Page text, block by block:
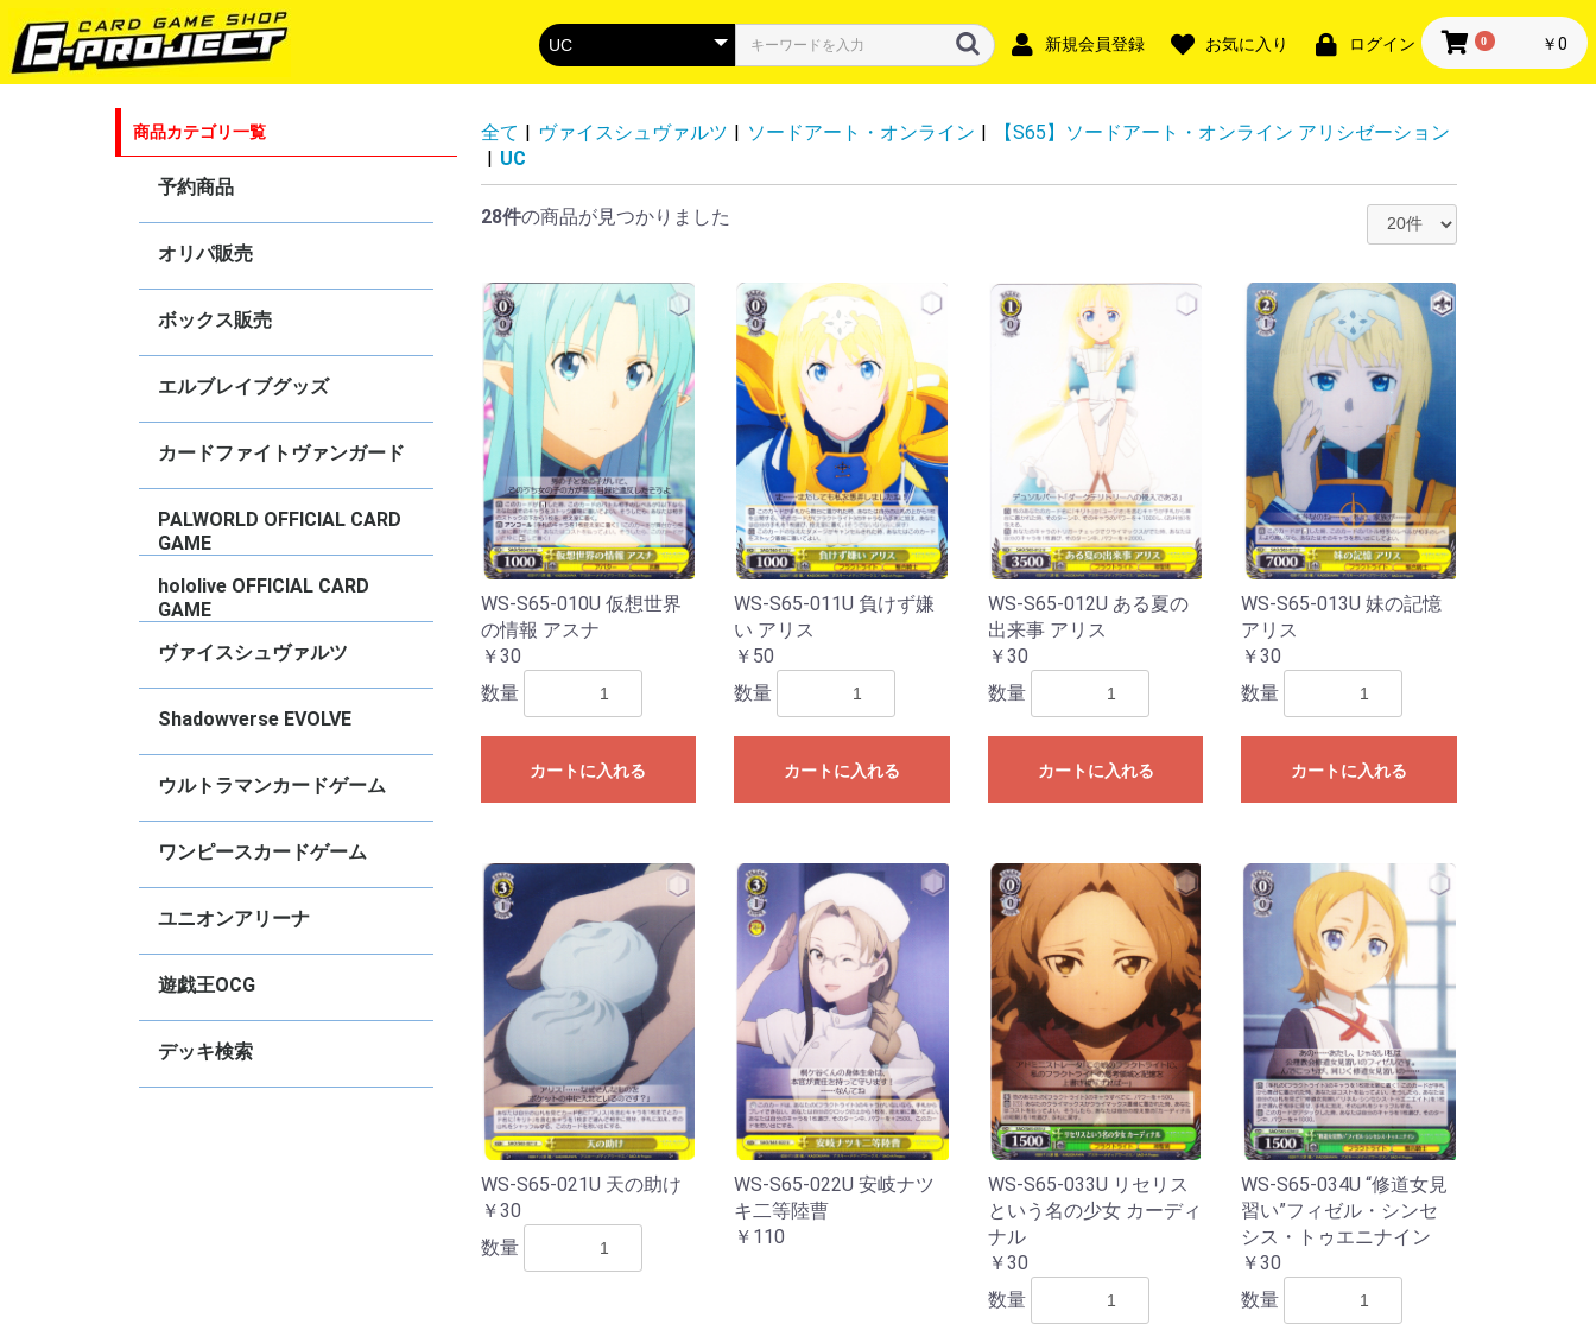
新規会員登録 お気に入り ログイン 0 ￥0
商品カテゴリ一覧
予約商品
ゴジラカードゲーム
ラブライブ！シリーズ オフィシャ
hololive OFFICIAL CARD GAME
五等分の花嫁カードゲーム
プロ野球カードゲーム DREAM
Shadowverse EVOLVE
ヴァイスシュヴァルツ
ヴァイスシュヴァルツ ブラウ
ヴァイスシュヴァルツロゼ
ヴァンガード
Reバース for you
ブシロードスリーブコレクションHG
オリパ販売
ボックス販売
hololive OFFICIAL CARD GAME
ヴァイスシュヴァルツ
ヴァイスシュヴァルツブラウ
ヴァイスシュヴァルツロゼ
Shadowverse EVOLVE
カードファイト！！ヴァンガード！
ゴジラカードゲーム
Reバース for you
エルブレイブグッズ
カードファイトヴァンガード
4コンセット販売
オリジナルデッキ販売
DZ-BT 【DZ-BT16】幻真覚醒 SEC・SR
FFR・FR
RRR・RR
R・C・T
【DZ-BT15】虚影襲雷 PGS・SEC・15thSP・SR
EXS・IZR
FFR・FR
RRR・RR
R・C・T
EXRRR・EXC
【DZ-BT14】赫月ノ使者 DSR・SEC・SR
EXS・RGGR
FFR・FR
RRR・RR
R・C・T
EXRRR・EXC
【DZ-BT13】幻真星戦 SEC・DSR・SR
FFR・FR
RRR・ORR・RR
R+・R・C・T
【DZ-BT12】冥淵葬空 SEC・SECV・SR
SSR・MSR
FFR・FR
RRR・RR
R・C・T
EXRRR・EXC
【DZ-LBT02】リリカルモナステリオ
あわてんぼうのクリスマス
MSP・LSR・TGR+・TGR・SR
FFR・FR
RRR・ORR・RR
R・C
【DZ-BT11】 武奏烈華 DSR・SEC・EXS・SR
FFR・FR
RRR・RR
R・C・T
EXRRR・EXC
【DZ-BT10】竜魂鳴導 DSR・SEC・SR
FFR・FR
RRR・RR
R・C・T
EXS・EX
【DZ-BT09】超勇爆裂 SR・SER・SEC
FFR・FR
RRR・RR
R・C
EXC・EXRRR・EXS
【DZ-BT08】零騎転生 DSR・SEC・SR
FFR・FR
RRR・RR
R・C・T
EXC・EXRRR・EXS
【DZ-BT07】月牙蒼焔 DSR・SEC・SR
FFR・FR
RRR・ORR・RR
R+・R・C・T
EXC・EXRRR・EXS
【DZ-BT06】時空創竜 SNR・SEC・SR・SER+・SER
FFR・FR
RRR・RR
R・C
EXRRR・EXC
【DZ-SS04】コロコロスタートデッ
キパック
GCR・CR
RRR
C
【DZ-BT05】天智覚命 SEC・DSR・SR
FFR・FR
RRR・RR
R・C
EX
【DZ-SS03】Stride Deckset
Nightrose
【DZ-SS02】 Stride Deckset Harri
【DZ-BT04】宿命決戦 DSR・SEC・SER・SR
FFR・FR
RRR・RR
R・C
【DZ-LBT01】リリカルモナステリオ
ほしがきらきらっ！
MSP・LSR・SR
FFR・FR
RRR・ORR・RR・Re
R・C
【DZ-BT03】次元超躍 SECV・SEC・SR
FFR・FR
RRR・RR
R+・R・C
EXRRR・EXC
【DZ-SS01】フェスティバルブース
ター2024
FFR・SER
ORRR・RRR・RR・C
Re・Re+
【DZ-BT02】無幻双刻 DSR・SEC・SR
FFR・FR
RRR・RR
R・C
EX・EXP
【DZ-BT01】運命大戦 DSR・SEC・SR
FFR・FR
RRR・ORR・RR
R・C
DZ-SS
【DZ-SS18】「イナズマイレブン 雷
門中クロニクル」
【DZ-SS17】「イナズマイレブン 南
雲原中」
【VG-DZ-SS16】スペシャルシリー
ズ「伝説の先導者達」
PGS・SEC・15thSP・LGTR
FFR・SR
LGRRR・LGRR・LGR
RRR・RR
Re・C・T
【VG-DZ-SS13】 スペシャルシリー
ズ「Master Deckset 明星エリカ」
【VG-DZ-SS12】 スペシャルシリー
ズ「Master Deckset 明導ヒカリ」
【VG-DZ-SS15】「ぶっちぎりスタ
ートデッキ 帝国の暴竜」
【VG-DZ-SS14】「ぶっちぎりスタ
ートデッキ 聖域の光剣士」
【VG-DZ-SS11】 スペシャルシリー
ズ「フェスティバルブースター
2025」
FFR
Re・Re+
ORRR・RRR・RR
C
【DZ-SS10】「Master Deckset 廻
間ミチル」
【DZ-SS09】「Master Deckset 羽
根山ウララ」
【DZ-SS08】「ぶっちぎりスタート
デッキ “技”で勝負だ！央亭シキ」
【DZ-SS07】「ぶっちぎりスタート
デッキ “力”で勝負だ！天導ゼロ」
DZ-TB
【VG-DZ-TBP01】バンドリ！ ガー
ルズバンドパーティ！
PGS・GPR+
GPR・H
RRR・RR
R+・R
【VG-DZ-TB01】フューチャーカー
ド バディファイト
SEC・SFR・KR・BR
H
RRR・ORR・RR
R・C・T
プロモ
【VG-DZ-TB02】 タイトルブースタ
ー「刀剣乱舞ONLINE 2025」
SEC・SP
TRR
RRR・RR・ORR・R
C・T
プロモ
【VG-DZ-TB03】フューチャーカー
ド バディファイト ディザスターフォ
ース
SEC・SFR・KR・BR
H
RRR・ORR・RR
R・C・T
プロモ
DZ-SD 【DZ-SD06】リリカルモナステリオ チュートリアルナンバー無し
チュートリアルナンバー入り※ナンバ
ーの指定はできません
【DZ-SD05】ストイケイア チュートリアルナンバー無し
チュートリアルナンバー入り※ナンバ
ーの指定はできません
【DZ-SD04】ケテルサンクチュアリ チュートリアルナンバー無し
チュートリアルナンバー入り※ナンバ
ーの指定はできません
【DZ-SD03】ブラントゲート チュートリアルナンバー無し
チュートリアルナンバー入り※ナンバ
ーの指定はできません
【DZ-SD02】ダークステイツ チュートリアルナンバー無し
チュートリアルナンバー入り※ナンバ
ーの指定はできません
【DZ-SD01】ドラゴンエンパイア チュートリアルナンバー無し
チュートリアルナンバー入り※ナンバ
ーの指定はできません
D-BT・D-TB・D-LBT・D-SS
【D-SS11】トリプルドライブブース
ター
SEC・SIR・FFR
RRR
RR
R
【D-LBT04】リリカルモナステリオ
～いたずらしちゃうぞっ～
MSP・LSR・FFR・FR
RRR・ORR・RR
R・C
【D-BT13】天輪飛翔 SECP・SEC・FFR・FR
RRR・RR
R・C
EXS・EXRRR・EXC
【D-BT12】夜天凶襲 SEC・SECP・BSR・FFR・FR
RRR・RR
R・C
EXRRR・EXC
【D-BT11】英雄激突 SECV・SECP・SEC・FFR・FR
RRR・RR
R・C
EX
【D-BT10】仮面竜奏 SEC・FFR・FR
RRR・RR
R・C
EX
【D-BT09】龍樹侵攻 DSR・FFR・FR
RRR・RR・Re
R・C・EX・T
【D-BT08】女神再臨 SEC・FFR・FR
RRR・RR・EX
R・C・T
【D-BT07】烈火翠嵐 DSR・FFR・FR
RRR・RR・Re
R・C
【D-BT06】 鳳竜焔舞 DSR・FFR・FR
RRR・ORR・RR
R・C
【DBT05】群雄凱旋 10thSEC・10thSP・SEC・SP
10thRRR・RRR・RR
H
R・C
トークン
【D-BT04】覚醒する天輪 DSR・SSR・SP・WO
RRR・RR
H（ホロ）
R
C
【D-BT03】共進する双星 DSR・SP
RRR・RR
H（ホロ）
R
C
【D-BT02】伝説との邂逅 DSR・SP
RRR・RR
H（ホロ）
R
C
【D-BT01】五大世紀の黎明 DSR・SP
RRR・RR・ORR
H（ホロ）
R
C
【D-LBT03】リリカルモナステリオ
〜なつのおもいでっ！〜
LSR・FFR・FR
RRR・RR
R・C
【D-LBT02】リリカルモナステリ
オ〜新学期はじまるよ！〜
LSR・SP・WO
RRR・RR
H（ホロ）
R・C
【D-LBT01】Lyrical Melody LSR・LSP・SP
RRR・ORR・RR
H（ホロ）
R・C
トライアルデッキ 出航！リリカルモ
ナステリオ！
【D-TB07】刀剣乱舞ONLINE 2023 SP・TRR
RRR・ORR・RR
R・C
【D-TB06】モンスターストライク
Vol.2
SSR・MSR極・MSR
RRR・ORR・RR
R・C
【D-TB05】終末のワルキューレ SSP・SP
RGR
RRR・ORR・RR
R・C
【トライアルデッキ】 終末のワルキ
ューレ
プロモ
【D-TB04】SHAMAN KING vol.2 SSR・SP
SKR
RRR・RR
R・C
【D-TB03】SHAMAN KING SSR・SP
SKR
RRR・RR
R・C
プロモ
トライアルデッキ SHAMAN KING
【D-TB02】モンスターストライク SSR・MSR極・MSR
RRR・ORR・RR
R・C
トライアルデッキ 激・獣神祭
トライアルデッキ 超・獣神祭
プロモ
【D-TB01】刀剣乱舞-ONLINE- SSP・SP
TRR
RRR・RR
R
C
トライアルデッキ
プロモ
【D-SS05】フェスティバルブースタ
ー2023
FFR
Re・Re+
RRR・ORRR・RR
C
【D-SS02】フェスティバルコレクシ
ョン2022
SSR・BSR・SP
RRR・RR
【D-SS01】フェスティバルコレクシ
ョン2021
SP
RRR
D-SD・D-TD 【D-SS10】Stride Deckset Luard
【D-SS09】Stride Deckset
Shiranui
【D-SS08】はじめようデッキセット
オルフィスト
【D-SS07】はじめようデッキセット
ファヴルニール
【D-SS06】はじめようデッキセット
グラムグレイス
【D-SS04】Stride Deckset
Messiah
【D-SS03】Stride Deckset
Chronojet
【D-TD03】狐芝ライカ -破天執行-
【D-TD02】廻間ミチル -四炎の魔宝
竜-
【D-TD01】羽根山ウララ -絆の花咲
く楽団長-
【D-SD06】御薬袋ミレイ -封焔の巫
女-
【D-SD05】瀬戸トマリ-極光戦姫-
【D-SD04】大倉メグミ-樹角獣王-
【D-SD03】江端トウヤ-頂の天帝-
【D-SD02】桃山ダンジ-暴虐の虎-
【D-SD01】近導ユウユ-天輪聖竜-
D-PR スペシャルファイトパック 2026 vol.3
2026 vol.2
2026 vol.1
2025 vol.6
2025 vol.5
2025 vol.4
2025 vol.3
2025 vol.2
2025 vol.1
2024 vol.6
2024 vol.5
2024 vol.4
2024 vol.3
2024 vol.2
2024 vol.1
ドラゴンエンパイア
ダークステイツ
プラントゲート
ケテルサンクチュアリ
ストイケイア
リリカルモナステリオ
その他
【DPV01】ヒストリーコレクション SP
RRR・RR
Ｃ
【DPS01】Pクランコレクション
2022
SR
RRR・RR
C
【D-VS】Vクランセレクション
【D-VS06】Vクランコレクション
Vol.6
VSR・SP
RRR
【D-VS05】Vクランコレクション
Vol.5
VSR・SP
RRR
【D-VS04】Vクランコレクション
vol.4
VSR・SP
RRR
【D-VS03】Vクランコレクション
vol.3
VSR・SP
RRR
【D-VS02】Vクランコレクション
vol.2
VSR・SP
RRR
【D-VS01】Vクランコレクション
vol.1
VSR・SP
RRR
V-BT V-BT12 天輝神雷 ASR・SP
VR
RRR・Re
RR
R
C
V-BT11 蒼騎天嵐 ASR・SP
VR
RRR・Re
RR
R
C
V-BT10 虚幻竜刻 ASR・SP
VR
RRR・Re
RR
R
C
V-BT09 蝶魔月影 RLR・SP
VR
RRR
RR
R
C
V-BT08 銀華竜炎 SP
VR
RRR
RR
R
C
V-BT07 神羅創星 SSR・IGR・SP
SVR・VR
RRR
RR
R
C
V-BT06 幻馬再臨 SCR・SP
XVR・SVR・VR
RRR
RR
R
C
V-BT05 天馬解放 SCR・SP
XVR・SVR・VR
RRR
RR
R
C
V-BT04 最凶！根絶者 SDR・DR・OR
SVR・VR
RRR・Re
RR
R
C
V-BT03 宮地学園CF部 IMR・SCR・OR
SVR・VR
RRR・Re
RR
R
C
V-BT02 最強！チームAL4 IMR・SCR・OR
SVR・VR
RRR
RR
R
C
V-BT01 結成！チームQ4 IMR・SCR・OR
SVR・VR
RRR
RR
R
C
V-EB V-EB15 Twinkle Melody ASR・OCR
SP
VR・LIR
RRR
RR
R
C
V-EB14 The Next Stage SP
SVR・VR
RRR
RR
R
C
V-EB13 The Astral Force SSR・IGR・SP
SVR・VR
RRR
RR
R
C
V-EB12 Team 竜牙独尊 SSR・SP・IGR
SVR・VR
RRR
RR
R
C
V-EB11 Crystal Melody SSR・IGR・SP
SVR・VR・LIR
RRR
RR
R
C
V-EB10 The Mysterious Fortune SSR・IGR・SP
SVR・VR
RRR
RR
R
C
V-EB09 The Raging Tactics SP
SVR・VR
RRR
RR
R
C
V-EB08 My Glorious Justice SCR・SP
XVR・SVR・VR
RRR
RR
R
C
V-EB07 The Heroic Evolution SCR・SP
XVR・SVR・VR
RRR
RR
R
C
V-EB06 救世の光 破滅の理 IMR・OR
SVR・VR
RRR・Re
RR
R
C
V-EB05 Primary Melody SSP・SP
SVR・VR・LIR
RR
R
C
V-EB04 The Answer of Truth SVR・VR・OR
RRR
RR
R
C
V-EB03 ULTRARARE MIRACLE
COLLECTION
URR・SCR・OR
SVR・VR
RRR
RR
R
C
V-EB02 アジアサーキットの覇者 SCR・OR
SVR・VR
RRR
RR
R
C
V-EB01 The Destructive Roar SVR・VR・OR
RRR
RR
R
C
V-SS
【V-SS07】プレミアムコレクション
2020
SGR・SR
GR・RRR・RR
V-SS10 クランセレクションプラス
vol.2
ASR・SP
RRR
V-SS09 クランセレクションプラス
vol.1
ASR・SP
RRR
V-TD 【V-TB01】BanG Dream! FILM LIVE SP
Rホロ仕様・Cホロ仕様
SCR・VR
RRR
RR
R
C
V-PR ロイヤルパラディン
オラクルシンクタンク
エンジェルフェザー
シャドウパラディン
ゴールドパラディン
ジェネシス
かげろう
ぬばたま
たちかぜ
むらくも
なるかみ
ノヴァグラップラー
ディメンジョンポリス
リンクジョーカー
スパイクブラザーズ
ダークイレギュラーズ
ペイルムーン
ギアクロニクル
グランブルー
バミューダ△
アクアフォース
メガコロニー
グレートネイチャー
ネオネクタール
PALWORLD OFFICIAL CARD
GAME
ブースターパック
【BP01】パルパゴスの夜明け SSP・SP
OSR・SR
RR・R
U・C
トライアルデッキ
【TD01】パルパゴスの夜明け レッ
ド・ブルー
TSP・TSR
TD
【TD02】パルパゴスの夜明け グリ
ーン・パープル
TSP・TSR
TD
PRカード 【PR2026】2026年PRカード
hololive OFFICIAL CARD
GAME
ブースターパック
【hBP08】バウンサーバウンド SEC・OUR・HR・UR
【hBP07】ディーヴァフィーバー SEC・OUR・HR・UR
【hBP06】アヤカシヴァーミリオン SEC・OUR・HR・UR
【hBP05】エンチャントレガリア SEC・OUR・UR・HR
【hBP04】キュリアスユニバース SEC・OUR・UR
【hBP03】エリートスパーク SEC・OUR・UR
【hBP02】クインテットスペクトラ
ム
SEC・OUR・UR
【hBP01】ブルーミングレディアン
ス
SEC・OUR・UR
スタートデッキ
【hSD19】ライブスタートデッキ 大
空スバル
【hSD18】ライブスタートデッキ 森
カリオペ
【hSD17】ライブスタートデッキ 星
街すいせい
【hSD16】ライブスタートデッキ さ
くらみこ
【hSD15】ライブスタートデッキ 儒
烏風亭らでん
【hSD14】ライブスタートデッキ 白
上フブキ
【hSD13】Justice
【hSD12】Advent
【hSD11】FLOW GLOW 推し 虎金妃
笑虎
【hSD10】FLOW GLOW 推し 輪堂千
速
【hSD09】赤 宝鐘マリン
【hSD08】白 天音かなた
【hSD07】不知火フレア
【hSD06】風真いろは
【hSD05】轟はじめ
【hSD04】癒月ちょこ
【hSD03】猫又おかゆ
【hSD02】百鬼あやめ
【hSD01】ときのそら＆AZKi
基本エールカード SY
その他 【hYS01】スタートエールセット
プロモ スーパーPRパック
エントリーPRパック
ベーシックPRパック
ヴァイスシュヴァルツ
タイトル別RR以下４枚コンプセット
デッキ販売
【推しの子】 【S133】【推しの子】Vol.3 AGR・SSP・SP
RRR・SR
RR・R
U・C・CR
プロモ
【S121】【推しの子】Vol.2 AGR・SEC+・RRR+・SSP・SP
RRR・SR
RR・R
UC・Ｃ・CR
プロモ
【S107】【推しの子】 SSP・SP・OFR・SR
RR・R
UC・C
CR・CC
プロモ
【トライアルデッキ】 【推しの子】
Re：ゼロから始める異世界生活
【S132】Re:ゼロから始める異世界
生活 vol.4
AGR・SEC・SSP・SP
RRR・SR
RR・R
U・C・CR
プロモ
【S116】Re:ゼロから始める異世界
生活 vol.3
AGR・SEC+・RRR+・SP
RRR・SR
RR・R
UC・C・CR
プロモ
ブラウンダスト2 【W139】ブラウンダスト2 AGR・SEC・SSP・SP
RRR・SR
RR・R
U・C・CR
トライアルデッキ
プロモ
グランブルーファンタジー 【S134】グランブルーファンタジー AGR・SSP・SP・RRR
SR
RR・R
U・C・CR
トライアルデッキ
プロモ
GA文庫 【S131】GA文庫 AGR・SSP・SP・GA・RRR
SR
RR・R
U・C・CR
トライアルデッキ
プロモ
東方Project 【S130】東方Project SEC・SSP・SP・LNR・RRR
SR
RR・R
UC・C・CR
トライアルデッキ
プロモ
TVアニメ『ダンダダン』
【S129】TVアニメ『ダンダダン』
Vol.2
SIR・SSP・SP・RRR
SR
RR・R
U・C・CR
プロモ
【S118】TVアニメ『ダンダダン』 SEC・RRR+・SP・RRR・SR
RR・R
UC・C・CR
トライアルデッキ
プロモ
anemoi 【W138】anemoi トライアルデッキ
アイドルマスター ミリオンライブ！
【SE55】プレミアムブースター アイ
ドルマスター ミリオンライブ！
SSP・SP
BNP
N
【S93】アイドルマスター ミリオン
ライブ！ Welcome to the New
St@ge
SEC・SP・RRR
BNP
RR・R
U・C
CR・CC
プロモ
【S61】アイドルマスター ミリオン
ライブ！
SSP・SP・RRR
BNP
RR・R
U・C
CR・CC
プロモ
トライアルデッキ
Summer Pockets 【W137】Summer Pockets AGR・SSP・SP
RRR
SR
RR・R
U・C・CR
プロモ
【W130】Summer Pockets
REFLECTION BLUE Re:Edit
SEC・SP・RRR
SR
RR・R
U・C・CR
青春ブタ野郎シリーズ
【W136】青春ブタ野郎はサンタクロ
ースの夢を見ない
AGR・ABR・SEC・SSP・SP
RRR・SR
RR・R
U・C・CR
プロモ
【W114】「青春ブタ野郎」シリーズ ABR・SP・OFR
RRR・SR
RR・R
UC・Ｃ・CR
プロモ
【W77】青春ブタ野郎はゆめみる少
女の夢を見ない
SEC・SP・RRR・SR
RR・R
UC・C
CR・CC
プロモ
【W64】青春ブタ野郎はバニーガー
ル先輩の夢を見ない
SEC・SP・RRR・SR
RR・R
UC・C
CR・CC
プロモ
トライアルデッキ「青春ブタ野郎は
バニーガール先輩の夢を見ない」
ダ・カーポ＆Dal Segno
【W128】D.C. Re:tune ～ダ・カーポ
～ リチューン
AGR・SEC・SSP・SP
SR・RRR
RR・R
U・C・CR
プロモ
【WE40】D.C. ～ダ・カーポ～ 20th
Anniversary
SP
DCP
N
プロモ
【W81】サーカス 20th Anniversary SP・SGNM・SEC
RRR・SR
RR・R
UC・C
CR・CC
プロモ
【W46】「D.S. -Dal Segno-」＆
「D.C.? With You 〜ダ・カーポ?〜
ウィズユー」
SP・RRR・SR
RR・R
UC・C
CR・CC
プロモ
【WE20】D.C.～ダ・カーポ～サクラ
サクパック
SP
ホロR・R
ホロC・C
ホロCC・CC
【WE16】アニメ「D.C.III～ダ・カー
ポIII～」
SP
ホロR・R
ホロC・C
ホロCC・CC
BanGDream!
【W135】 BanG Dream! [夢限大みゅ
ーたいぷ]
トライアルデッキ
【WE49】プレミアムブースター
BanG Dream! 10th Anniversary!
AGR・SSP・SP
BDR
N
プロモ
【W125】MyGO!!!!!×Ave Mujica AGR・SEC+・RRR+・SSP・SP
RRR・SR
RR・R
UC・Ｃ・CR
【トライアルデッキ】Ave Mujica
プロモ
【W95】バンドリ！ ガールズバンド
パーティ！ 5th Anniversary
SSP・SP
RRR・SR
RR・R
UC・C
CR・CC
イントロデッキ
プロモ
【WE35】エクストラブースター
「Poppin’Party×Roselia」
SP・OFR
ホロRR・RR
ホロR・R
ホロUC・UC
ホロC・C
プロモ
【WE34】エクストラブースター
「Morfonica x RAISE A SUILEN」
SP・OFR
ホロRR・RR
ホロR・R
ホロUC・UC
ホロC・C
プロモ
【WE42】プレミアムブースター バ
ンドリ！ ガールズバンドパーティ！
Countdown Collection
SP
BDR
N
プロモ
【WE32】プレミアムブースター バ
ンドリ！ガールズバンドパーティ！
BDR
SR
プロモ
トライアルデッキ 【WE42】BanG Dream![MyGO!!!!]
【WE34】Morfonica
VIRTUAL GIRL
【WE52】VIRTUAL GIRL @
WORLD’S END
AGR・SSP・SP
HRR・HR・HU・HC
RR・R
U・C
アサルトリリィ 【S127】アサルトリリィ Last Bullet AGR・SEC・SSP・TSP・SP・RRR
SR
RR・R
U・C・CR
プロモ
【S90】アサルトリリィ Vol.2 SSP・SP
LLR・OFR
RRR・SR
RR・R
UC・C
CR・CC
プロモ
【S76】アサルトリリィ BOUQUET SEC・SP
RRR・SR
RR・R
UC
C
CR・CC
TD
プロモ
ウマ娘プリティーダービー 【W134】ウマ娘 シンデレラグレイ AGR・SSP・SP
RRR・SR
RR・R
UC・C・CR
【W119】ウマ娘プリティダービー
BEGINNING OF A NEW ERA 新時代の
扉
SP・RRR・SR
RR・R
UC・C・CR
プロモ
先行後攻マーカー
【W106】ウマ娘プリティーダービー SP
OFR・RRR・SR
RR・R
UC・C
CC
プロモ
【トライアルデッキ】ウマ娘プリテ
ィーダービー第１R
【トライアルデッキ】ウマ娘プリテ
ィーダービー第２R
アイドルマスター シンデレラガール
【WE51】プレミアムブースター ア
イドルマスター シンデレラガールズ
SSP・SP
M@P
N
【W115】アイドルマスター シンデ
レラガールズ Next Twinkle!
SP・OFR・RRR
Cu・Co・Pa
RR・R
UC・C・CR
【トライアルデッキ】Type:Cute
【トライアルデッキ】Type:Cool
【トライアルデッキ】Type:Passion
プロモ
「テイルズ オブ」シリーズ 【S126】「テイルズ オブ」シリーズ SSP・SP・RRR
SR
RR・R
U・C・CR
トライアルデッキ
プロモ
プロジェクトセカイ カラフルステー
【S125】プロジェクトセカイ カラフ
ルステージ！ feat. 初音ミク Vol.3
SEC・SP・RRR
SR
RR・R
U・C・CR
プロモ
【SE49】コレクションパック プロジ
ェクトセカイ カラフルステージ！
feat. 初音ミク
SEC・SP・RRR
SR
RR・R
U・C・CR
プロモ
【S109】プロジェクトセカイ カラフ
ルステージ！ feat. 初音ミク Vol.2
SSP・BP
RRR・SR
RR・R
UC・C
CC
プロモ
【S91】プロジェクトセカイ カラフ
ルステージ！ feat. 初音ミク
SSP・VR
RRR・SR
RR・R
UC・C
CC
プロモ
【トライアルデッキ】プロジェクト
セカイ カラフルステージ！ feat. 初
音ミク MORE MORE JUMP！
【トライアルデッキ】プロジェクト
セカイ カラフルステージ！ feat. 初
音ミク Vivid BAD SQUAD
【トライアルデッキ】プロジェクト
セカイ カラフルステージ！ feat. 初
音ミク ワンダーランズ×ショウタイ
【トライアルデッキ】プロジェクト
セカイ カラフルステージ！ feat. 初
音ミク 25時、ナイトコードで。
【トライアルデッキ】プロジェクト
セカイ カラフルステージ！ feat. 初
音ミク Leo/need
オーバーロード 【SE54】原作 オーバーロード AGR・SEC・SP
OLR
N
【SE51】劇場版「オーバーロード」
聖王国編
AGR・SEC・SP
HRR・HR・HU・HC
RR・R・U・C
【S99】オーバーロード Vol.2 SEC・SP・RRR・SR
RR・R
UC・C
CR・CC
プロモ
【S62】オーバーロード SP
RRR・SR
RR・R
UC・C
CR・CC
プロモ
きんいろモザイク
【W133】きんいろモザイク 15th
Anniversary
AGR・SEC・SSP・SP・RRR
SR
RR・R
U・C・CR
トライアルデッキ
プロモ
Key 【WE50】Key 25th Anniversary AGR・SSP・SP
PRR
N
プロモ
【W102】Key all-star SEC・KSC・SP
RRR・SR
RR・R
UC・C
CR・CC
プロモ
【W78】Key 20th Anniversary SEC・SP
RRR・SR
RR・R
UC・C
CR・CC
プロモ
彼女、お借りします 【W132】彼女、お借りしますVol.2 AGR・SEC・SSP・SP・RRR
SR
RR・R
U・C・CR
プロモ
【W86】彼女、お借りします SSP・SP・RRR
SR
RR・R
U・C
CR・CC
プロモ
トライアルデッキ
ブルーアーカイブ
【W129】ブルーアーカイブ The
Animation
SEC・SP・RRR
SR
RR・R
U・C・CR
【W112】ブルーアーカイブ SP
RRR・SR
RR・R
UC・C
CR
プロモ
トライアルデッキ
デート・ア・ライブ
【W131】ブースターパック デー
ト・ア・ライブ Vol.3
AGR・SEC・SP・RRR
SR
RR・R
U・C・CR
プロモ
【W99】デート・ア・ライブ Vol.2 SP・RRR・SR
RR・R
UC・C
CR・CC
プロモ
【WE33】デート・ア・バレット SP・OFR
ホロRR・RR
ホロR・R
ホロUC・UC
ホロC・C
プロモ
【W79】デート・ア・ライブ SEC・SP
RRR・SR
RR・R
UC
C
CR・CC
プロモ
アイドルマスター シャイニーカラー
【SE53】プレミアムブースター アイ
ドルマスター シャイニーカラーズ
SSP・SP
WIR
N
【S110】アイドルマスター シャイニ
ーカラーズ Shine More!
SSP・SP・OFR
RRR・WIR
RR・R
UC・Ｃ・CR
【トライアルデッキ】シーズ
プロモ
【S81】アイドルマスター シャイニ
ーカラーズ
SEC・SSP・SP
RRR・WIR
RR・R
UC・C
CR・CC
【トライアルデッキ】イルミネーシ
ョンスターズ
【トライアルデッキ】アンティーカ
【トライアルデッキ】放課後クライ
マックスガールズ
【トライアルデッキ】アルストロメ
リア
【トライアルデッキ】ストレイライ
ト
【トライアルデッキ】ノクチル
プロモ
アイドルマスター
【SE52】プレミアムブースター アイ
ドルマスター 765PRO ALLSTARS
SSP・SP
BNP
N
【SP01】パワーアップセット アイド
ルマスター
SR
PS
プロモ
【SE27】アイドルマスター ミニキャ
ラパック『765pro』
SR
RE
【S30】劇場版「THE IDOLM@STER
MOVIE 輝きの向こう側へ！」
SP・SR
RR・R
U・C
CR・CC
プロモ
【S21】アニメ「アイドルマスタ
ー」
SP・RR
RR・R
U・C・CC
RE
トライアルデッキ
プロモ
【S14】アイドルマスター2 SP・SR
RR・R
U・C
CR・CC
トライアルデッキ
プロモ
【SE04】THE IDOLM@STER Dearly
Stars
R
C
【S07】THE IDOLM@STER SP・SR
RR・R
U・C
CR・CC
トライアルデッキ
プロモ
Marvel/Card Collection
【S124】MARVEL Vol.3 [MARVEL
STUDIOS]
SEC・SSP・SP・RRR
SR
RR・R
UC・C・CR
【S113】MARVEL Vol.2 SP・MR
SR
RR・R
UC・Ｃ・CR
プロモ
【SE40】プレミアムブースタ
ー/MARVEL
SP
IFP・N
【S89】Marvel/Card Collection AVGR・MR
RRR・SR
RR・R
UC・C
CR・CC
プロモ
トライアルデッキ
怪獣8号 【S123】怪獣8号 AGR・SEC・SSP・SP・RRR
SR
RR・R
CR・U・C
トライアルデッキ
プロモ
PIXAR CHARACTERS
【S122】Toy Story 30YEARS＆
BEYOND
SEC・SSP・SP・RRR
SR
RR・R
U・C・CR
【S94】PIXAR CHARACTERS SSP・SP・LUXO
PXR・SR
RR・R
UC・C
CR・CC
プロモ
【トライアルデッキ】TOY STORY
【トライアルデッキ】Monsters, Inc.
【トライアルデッキ】Cars
負けヒロインが多すぎる！ 【W126】負けヒロインが多すぎる！ AGR・SEC・RRR+・SP・RRR
SR
RR・R
U・C・CR
トライアルデッキ
プロモ
魔法少女リリカルなのは
【W04】魔法少女リリカルなのは
StrikerS
SP・RRR・SR
RR・R
U・C
CR・CC
トライアルデッキ
プロモ
【WE48】 魔法少女リリカルなのは
20th Anniversary
AGR・SEC・SSP・SP
LCR
N
ViVid Strike! 【W50】ViVid Strike! SP・RRR・SR
R・RR
U・C
CR・CC
トライアルデッキ
PR
学園アイドルマスター 【W124】学園アイドルマスター SIR・SEC+・RRR+・SP・RRR
SR
RR・R
UC・C・CR
トライアルデッキ
プロモ
あおぎり高校 【W127】あおぎり高校 SEC・RRR+・SP・RRR
SR
RR・R
UC・C・CR
トライアルデッキ
プロモ
甘神さんちの縁結び 【W121】甘神さんちの縁結び AGR・SEC+・RRR+・SP・RRR・SR
RR・R
UC・C・CR
トライアルデッキ
プロモ
角川スニーカー文庫 【W123】角川スニーカーVol.2 AGR・SEC・RRR+・SP・RRR・SR
RR・R
UC・C・CR
トライアルデッキ
プロモ
【W62】角川スニーカー文庫 SP・SBR・RRR・SR
RR・R
U・C
CR・CC
トライアルデッキ
プロモ
ソードアート・オンライン オルタナ
【SE50】ソードアート・オンライン
オルタナティブ ガンゲイル・オンラ
インⅡ
AGR・SEC+・SSP・SP・GGR
HRR・HR・HU・HC
RR・R・U・C
【S59】ソードアート・オンライン
オルタナティブ ガンゲイル・オンラ
イン
SEC・SP・GGR・RRR・SR
RR・R
UC・C
CR・CC
トライアルデッキ
プロモ
ガールズバンドクライ 【SE48】ガールズバンドクライ SP・SEC+
GBCR
N
【トライアルデッキ】ガールズバン
ドクライ
プロモ
FAIRY TAIL 【S120】FAIRY TAIL 100年クエスト SP・SSP・AGR
SR・RRR
RR・R
UC・Ｃ・CR
プロモ
【SE10】FAIRY TAIL Extra SP
【ホロ】R・C・CC
R・C・CC
プロモ
【S09】FAIRY TAIL SP・RRR・SR
RR・R
UC・C
CR・CC
トライアルデッキ
プロモ
ラブライブ！蓮ノ空女学院スクール
【W122】ラブライブ！蓮ノ空女学院
スクールアイドルクラブ
feat.Link.Like.ラブライブ
SIR・SEC・RRR+・SP
RRR・SR
RR・R
UC・Ｃ・CR
トライアルデッキ
プロモ
アズールレーン 【S119】アズールレーンVol.2 AGR・SEC+・RRR+
SP・RRR
SR
RR・R
UC・C・CR
プロモ
【S102】アズールレーン SEC・SP
RRR・SR
RR・R
UC・C
CR・CC
プロモ
【トライアルデッキ】ユニオン
【トライアルデッキ】ロイヤル
【トライアルデッキ】重桜
【トライアルデッキ】鉄血
勝利の女神:NIKKE 【S117】勝利の女神:NIKKE AGR・SEC+・RRR+
SSP・SP・RRR
SR
RR・R
UC・C・CR
プロモ
【トライアルデッキ】勝利の女
神:NIKKE
リコリス・リコイル 【WE47】リコリス・リコイル SIR・SP・LRP
N
【W105】リコリス・リコイル SSP・LRR・OFR・RRR・SR
RR・R
UC・C
CR・CC
プロモ
【トライアルデッキ】リコリス・リ
コイル
ゆるキャン△ SEASON３ 【W116】ゆるキャン△ SEASON３ AGR・SEC・RRR+・SSP・SP
RRR・SR
RR・R
UC・Ｃ・CR
トライアルデッキ
プロモ
富士見ファンタジア文庫
【W120】富士見ファンタジア文庫
vol.2
SEC・SP・RRR
SR
RR・R
UC・Ｃ・CR
トライアルデッキ
プロモ
ご注文はうさぎですか？？
【WE46】TVアニメ「ご注文はうさ
ぎですか？」10th Anniversary
ASR・SP
GUR
N
【W94】ご注文はうさぎですか？
Re:Edit
SP・OFR
SR
RR・R
UC
C
CC
プロモ
【W88】ご注文はうさぎですか？？
BLOOM
SSP・SP・OFR
RRR・SR
RR・R
UC・C
CR・CC
プロモ
【W57】ご注文はうさぎです
か？？〜Dear My Sister〜
SEC・SP
RRR・SR
RR・R
UC・C
CR・CC
プロモ
【WE26】ご注文はうさぎですか？？
Extra
SP
ホロRR・RR
ホロR・R
ホロUC・UC
ホロC・C
プロモ
【W44】ご注文はうさぎですか？？ SP・RRR・SR
RR・R
UC・C
CR・CC
プロモ
キャプテン翼 【W118】キャプテン翼 SP・RRR
SR
RR・R
UC・Ｃ・CR
プロモ
STAR WARS
【SE47】プレミアムブースター
STAR WARS vol.2
SP・FOP
N
【SE39】プレミアムブースタ
ー/STAR WARS
SP
FOP・N
【S49】カムバックブースター STAR
WARS
SP・SWR・RRR・SR
RR・R
UC・C
CR・CC
プロモ
トライアルデッキ 「STAR WARS」
【S49】STAR WARS SP・SWR・RRR・SR
RR・R
UC・C
CR・CC
プロモ
トライアルデッキ 「STAR WARS」
ヘブンバーンズレッド 【W117】ヘブンバーンズレッドvol.2 SEC・SP
RRR・SR
RR・R
UC・Ｃ・CR
プロモ
【W103】ヘブンバーンズレッド SP・OFR
RRR・SR
RR・R
UC・C
CR・CC
プロモ
トライアルデッキ
クレヨンしんちゃん 【S114】映画 クレヨンしんちゃん SP・RRR・MVR・SR
RR・R
UC・Ｃ・CR
トライアルデッキ
プロモ
【S28】クレヨンしんちゃん SP・RRR・SR
RR・R
UC・C
CR・CC
トライアルデッキ
プロモ
るろうに剣心 【S115】るろうに剣心 SEC・SP・OFR
RRR・SR
RR・R
UC・Ｃ・CR
トライアルデッキ
プロモ
グリザイアの果実
【S112】グリザイア:ファントムトリ
ガー
SP・OFR・RRR・SR
RR・R
UC・Ｃ・CR
プロモ
【S84】グリザイアの果実vol.2 SP・OFR
RRR・SR
RR・R
UC・C
CR・CC
プロモ
【S72】グリザイアの果実 SP・RRR・SR
RR・R
UC・C
CR・CC
トライアルデッキ
プロモ
Disney ミラー・ウォリアーズ MSP・SP・RRR・SR
RR・R
UC・Ｃ・CR
プロモ
【トライアルデッキ】Disney ミラ
ー・ウォリアーズ
ペルソナ 【SE46】ペルソナ3 リロード SP・PER
Ｎ
葬送のフリーレン 【S108】葬送のフリーレン SEC・SSP・SP・OFR
SR
RR・R
UC・Ｃ・CR
プロモ
【トライアルデッキ】葬送のフリー
レン
ホロライブプロダクション
【WE45】ホロライブプロダクション
feat.ヴァイスシュヴァルツアンバサ
ダー
【WE44】ホロライブプロダクション
Summer Collection
SP
HLP
N
【W104】ホロライブプロダクション
vol.2
SSP・SP
RRR・SR
RR・R
UC・C
CR・CC
プロモ
【WE36】プレミアムブースター ホ
ロライブプロダクション
SP
HLP
N
【W91】ホロライブプロダクション SSP・SP
RRR・SR
RR・R
UC・C
CR・CC
トライアルデッキ ホロライブ0期生
トライアルデッキ ホロライブ1期生
トライアルデッキ ホロライブ2期生
トライアルデッキ ホロライブゲーマ
ーズ
トライアルデッキホロライブ3期生
トライアルデッキ ホロライブ4期生
トライアルデッキ ホロライブ5期生
プロモ
五等分の花嫁 【WE43】五等分の花嫁∞ SP・IGP
N
プロモ
【W101】映画「五等分の花嫁」 SSP・HYR・OFR
RRR・SR
RR・R
UC・C
CR・CC
プロモ
【W90】五等分の花嫁∬ SSP・HYR・OFR
RRR・SR
RR・R
UC・C
CR・CC
プロモ
【W83】五等分の花嫁 SSP・SP・HYR
RRR・SR
RR+・RR・R
UC・C
CR・CC
プロモ
カードキャプター さくら
【W113】カードキャプターさくら
25th Anniversary
SSP・SP
RRR・SR
RR・R
UC・C・CR
プロモ
【W66】カードキャプターさくら ク
リアカード編
SSP・SP・RRR・SR
RR・R
UC・C
CR・CC
プロモ
【トライアルデッキ】カードキャプ
ターさくら クリアカード編
マクロス 【SE45】マクロスΔ SP
DCR
N
プロモ
リアセカイ 【SE44】リアセカイ SP
ホロRR・ホロR・RR・R
ホロUC・ホロC・UC・C
プロモ
あやかしトライアングル 【W110】あやかしトライアングル SP・RRR・SR
RR・R
UC・C
CR・CC
プロモ
【トライアルデッキ】あやかしトラ
イアングル
幻日のヨハネ -SUNSHINE in the
SP・OFR・RRR・SR
RR・R
UC・C
CR・CC
プロモ
【トライアルデッキ】幻日のヨハネ -
SUNSHINE in the MIRROR
ラブライブ！スクールアイドルフェ
SEC・OFR・SP・RRR
SR
RR・R
UC・C
CC
プロモ
アリス・ギア・アイギス Expansion
【W108】アリス・ギア・アイギス
Expansion
SP・RRR・SR
RR・R
UC・C
CR・CC
プロモ
【トライアルデッキ】アリス・ギ
ア・アイギス Expansion
ぼっち・ざ・ろっく 【W107】ぼっち・ざ・ろっく SSP・KBR・OFR
RRR・SR
RR・R
UC・C
CR・CC
プロモ
【トライアルデッキ】ぼっち・ざ・
ろっく
電撃文庫 【WS02】電撃文庫 SP
SR
RR・R
UC・C・CC
プロモ
【トライアルデッキ】電撃文庫～シ
ュヴァルツサイド～
【トライアルデッキ】電撃文庫～ヴ
ァイスサイド～
ジョジョの奇妙な冒険
【SE42】ジョジョの奇妙な冒険 スト
ーンオーシャン
SP
JJR
N
プロモ
【SE41】ジョジョの奇妙な冒険 スタ
ーダストクルセイダース
SP
JJR
N
プロモ
【S66】ジョジョの奇妙な冒険 黄金
の風
SSP・SP・JJR
RR・R
UC・C
CR・CC
プロモ
【トライアルデッキ】ジョジョの奇
妙な冒険 黄金の風
SPYxFAMILY 【S106】SPY×FAMILY SEC・SP・SPYR・RRR・SR
RR・R
UC・C
CR・CC
プロモ
【トライアルデッキ】SPYxFAMILY
チェンソーマン 【S96】チェンソーマン CSMR・SP・OFR
RRR・SR
RR・R
UC・C
CR・CC
プロモ
【トライアルデッキ】チェンソーマ
ン
パズル＆ドラゴンズ 【S105】パズル&ドラゴンズ SP・RRR・SR
RR・R
UC・C
CR・CC
プロモ
【トライアルデッキ】パズル＆ドラ
ゴンズ
Disney100 【S104】Disney100 OR・SSP・SP
HND・SR
RR・R
UC・C
CR・CC
プロモ
D4DJ Groovy Mix 【S97】D4DJ Groovy Mix SSP・SP
RRR・SR
RR・R
UC・C
CR・CC
プロモ
【トライアルデッキ】Happy
Around! & Lyrical Lily
【トライアルデッキ】Peaky P-key &
Photon Maiden
【トライアルデッキ】Merm4id & 燐
舞曲
ありふれた職業で世界最強 【S103】ありふれた職業で世界最強 SP・RRR・SR
RR・R
UC・C
CR・CC
プロモ
トライアルデッキ
ダンジョンに出会いを求めるのは間
【S88】ダンジョンに出会いを求め
るのは間違っているだろうか
SP・RRR・SR
RR・R
UC・C
CR・CC
プロモ
トライアルデッキ
転生したらスライムだった件
【S101】転生したらスライムだった
件vol.3
SEC・SP・RRR・SR
RR・R
UC・C
CR・CC
プロモ
【S82】転生したらスライムだった
件vol.2
SSP・SP
RRR・SR
RR・R
UC
C
CR・CC
プロモ
【S70】転生したらスライムだった
件
SEC・SP
RRR・SR
RR・R
UC
C
CR・CC
プロモ
ソードアート・オンライン
【S100】アニメ ソードアート・オン
ライン 10th Anniversary
SEC・SP
RRR・SR
RR・R
UC・C
CR・CC
プロモ
【S80】ソードアート・オンライン
アリシゼーション Vol.2
SP・OFR
RRR・SR
RR・R
UC
C
CR・CC
プロモ
【S65】ソードアート・オンライン
アリシゼーション
SP・RRR・SR
RR・R
UC
C
CR・CC
プロモ
少女☆歌劇レヴュースタァライト
【S98】劇場版 少女☆歌劇レヴュー
スタァライト
SEC・SP・SCC・SR
RR・R
UC・C
CR・CC
プロモ
【S69】少女☆歌劇 レヴュースタァ
ライト -Re LIVE-
SP・RRR・SR
RR・R
UC・C
CR・CC
プロモ
【S56】少女☆歌劇 レヴュースタァ
ライト
SSP・SP・STR・RRR・SR
RR・R
UC・C
CR・CC
プロモ
ラブライブ！
【WE39】プレミアムブースター ラ
ブライブ！スクフェスシリーズ10th
Anniversary
SP・FP・N
プロモ
【WE38】プレミアムブースター ラ
ブライブ!スクフェスシリーズ感謝祭
2022
ラブライブ！サンシャイン！！
【WE39】プレミアムブースター ラ
ブライブ！スクフェスシリーズ10th
Anniversary
SP・FP・N
プロモ
【WE38】プレミアムブースター ラ
ブライブ!スクフェスシリーズ感謝祭
2022
ラブライブ！虹ヶ咲学園スクールア
【WE39】プレミアムブースター ラ
ブライブ！スクフェスシリーズ10th
Anniversary
【WE38】プレミアムブースター ラ
ブライブ!スクフェスシリーズ感謝祭
2022
【W97】ラブライブ！虹ヶ咲学園ス
クールアイドル同好会
SSP・SP
RRR・SR
RR・R
UC・C
CR・CC
プロモ
【W85】ラブライブ！虹ヶ咲学園ス
クールアイドル同好会 feat.スクール
アイドルフェスティバル ALL STARS
SSP・SP
RRR・SR
RR・R
UC・C
CR・CC
プロモ
ラブライブ！スーパースター！！
【WE38】プレミアムブースター ラ
ブライブ!スクフェスシリーズ感謝祭
2022
【W92】ラブライブ！スーパースタ
ー！！
SP・LL
RRR・SR
RR・R
UC・C
CR・CC
プロモ
トライアルデッキ
アニメ プリンセスコネクト！Re:Dive
【W100】アニメ プリンセスコネク
ト！Re:Dive Season 2
SSP・SP・OFR
RRR・SR
RR・R
UC・C
CR・CC
プロモ
【W84】アニメ プリンセスコネク
ト！Re:Dive
SSP・SP・OFR
RRR・SR
RR・R
UC・C
CR・CC
プロモ
トライアルデッキ「アニメ プリンセ
スコネクト！Re:Dive
かぐや様は告らせたい〜天才たちの
【S95】かぐや様は告らせたい？〜
天才たちの恋愛頭脳戦〜
SP・RRR・SR
RR・R
UC・C
CR・CC
プロモ
アイドルマスター ミリオンライブ
【S93】アイドルマスター ミリオン
ライブ Welcome to the New St@ge
SEC・SP
RRR・BNP
RR・R
UC・C
CR・CC
プロモ
【S61】アイドルマスター ミリオン
ライブ
SSP・SP
RRR・BNP
RR・R
UC・C
CR・CC
プロモ
冴えない彼女の育て方 【W98】冴えない彼女の育て方Fine SEC・SP・RRR・SR
RR・R
UC・C
CR・CC
プロモ
【W71】冴えない彼女の育てかた♭ SP・RRR・SR
RR・R
UC・C
CR・CC
プロモ
【W56】冴えない彼女の育て方 SP・RRR・SR
RR・R
UC・C
CR・CC
プロモ
【トライアルデッキ】冴えない彼女
の育て方
東京リベンジャーズ 【S92】東京リベンジャーズ SSP・TRV
RRR・SR
RR・R
UC・C
CR・CC
プロモ
【トライアルデッキ】東京リベンジ
ャーズ
小林さんちのメイドラゴン 【W96】小林さんちのメイドラゴン SSP・OFR・MDR
RR・R
UC・C
CR・CC
プロモ
【トライアルデッキ】小林さんちの
メイドラゴン
ゾンビランドサガ 【W93】ゾンビランドサガ SSP・SP
RRR・SR
RR・R
UC・C
CR・CC
プロモ
トライアルデッキ
Fate/Grand Order
【S87】劇場版 Fate/Grand Order -
神聖円卓領域キャメロット-
SP・RTR
RRR・SR
RR・R
UC・C
CR・CC
プロモ
【S75】Fate/Grand Order -絶対魔獣
戦線バビロニア-
SEC・SP
RRR・SR
RR・R
UC・C
CR・CC
プロモ
ワールドトリガー 【S85】ワールドトリガー SP・OFR
TGR・SR
RR・R
UC・C
CR・CC
プロモ
トライアルデッキ
D_CIDE TRAUMEREI トライアルデッキ
無職転生〜異世界行ったら本気だ
SSP・SP
RRR・SR
RR・R
UC・C
CR・CC
トライアルデッキ
プロモ
戦姫絶唱シンフォギア 【W89】戦姫絶唱シンフォギアXV SSP・SP・ACS
RRR・SR
RR・R
UC
C
CR・CC
プロモ
神様になった日 【W87】神様になった日 SP・RRR・SR
RR・R
UC
C
CR・CC
プロモ
【W87】トライアルデッキ 神様にな
った日
プリズマ☆イリヤ
【SE36】Fate/kaleid liner
Prisma☆Illya プリズマ☆ファンタズ
ム
SP・OFR
ホロAR・AR
ホロR・R
ホロC・C
プロモ
【SE31】Fate/kaleid liner プリズマ
☆イリヤ ドライ!!
SP
ホロRR・RR
ホロR・R
ホロUC・UC
ホロC・C
プロモ
【S40】Fate/kaleid liner プリズマ☆
イリヤ ツヴァイ ヘルツ！
SP・RRR・SR
RR・R
UC
C
CR・CC
プロモ
【SE24】Fate/kaleid liner プリズマ
☆イリヤ ツヴァイ!
SP
ホロRR・RR
ホロR・R
ホロUC・UC
ホロC・C
プロモ
【SE18】Fate/kaleid liner プリズマ
☆イリヤ
SP
ホロR・R
ホロC・C
プロモ
灼眼のシャナ 【WE15】灼眼のシャナIII-FINAL- SP
ホロR・R
ホロC・C
ホロCC・CC
【W14】灼眼のシャナ SP・RRR・SR
RR・R
UC・C
CR・CC
Shadowverse EVOLVE
デッキ販売
【BP21】Academy Royale
スペシャル・アルティメットレア・
スーパーレジェンド
プレミアム
レジェンドレア・ゴールドレア
シルバーレア・ブロンズレア・トー
クン
【BP20】絶傑を継ぐ者
スペシャル・アルティメットレア・
リーダーカード・スーパーレジェン
プレミアム
レジェンドレア・ゴールドレア
シルバーレア・ブロンズレア・トー
クン
【BP19】天魔八虐
スペシャル・アルティメットレア・
スーパーレジェンド
プレミアム
レジェンドレア・ゴールドレア
シルバーレア・ブロンズレア・トー
クン
【CP04】プリンセスコネクト！
スペシャル・アルティメットレア・
スーパーレジェンド
プレミアム
レジェンドレア・ゴールドレア
シルバーレア・ブロンズレア・トー
クン
【BP18】新約都市・透京
スペシャル・アルティメットレア・
スーパーレジェンド
プレミアム
レジェンド・ゴールドレア
シルバーレア・ブロンズレア・トー
クン
【BP17】Convergent Destinies/コ
スペシャル・アルティメットレア・
スーパーレジェンド
プレミアム
レジェンド・ゴールドレア
シルバーレア・ブロンズレア・トー
クン
【ECP02】EXコラボパック「アイド
SP・UR
SL・プレミアム
LG・GR・T
【BP16】新たなる創世
スペシャル・アルティメットレア・
スーパーレジェンド・パラレル
レジェンドレア・ゴールドレア
シルバーレア・ブロンズレア・トー
クン
【BP15】絶傑の試練
スペシャル・アルティメットレア・
スーパーレジェンド・パラレル
レジェンド・ゴールドレア
シルバーレア・ブロンズレア・トー
クン
【BP14】夢幻の饗宴
スペシャル・アルティメットレア・
スーパーレジェンド・パラレル
レジェンド・ゴールドレア
シルバーレア・ブロンズレア・トー
クン
【SP01】シーサイド】シーサイド・
スペシャル・アルティメットレア・
スーパーレジェンド
レジェンドレア・ゴールドレア・ト
ークン
【ECP01】EXコラボパック「ウマ娘
SSP・SP
SL・LG
GR・GRパラレル・にんじん
【BP13】暗黒降臨
スペシャル・アルティメットレア・
スーパーレジェンド・パラレル
レジェンド・ゴールドレア
シルバーレア・ブロンズレア・トー
クン
【BP12】黒鉄の侵略者
アルティメットレア・スーパーレジ
ェンド・パラレル
レジェンド・ゴールドレア
シルバーレア・ブロンズレア・トー
クン
【BP11】宿命の弾丸
スペシャル・アルティメットレア・
スーパーレジェンド・パラレル
レジェンド・ゴールドレア
シルバーレア・ブロンズレア・トー
クン
【CP03】カードファイト！！ヴァン
アルティメットレア・スーパーレジ
ェンド・パラレル
レジェンド・ゴールドレア
シルバーレア・ブロンズレア
リーダー・トークン
【BP10】Gods of the Arcana
アルティメットレア・スーパーレジ
ェンド・パラレル
レジェンド・ゴールドレア
シルバーレア・ブロンズレア
リーダー・トークン
【BP09】光影の二重奏
アルティメットレア・スーパーレジ
ェンド・パラレル
レジェンド・ゴールドレア
シルバーレア・ブロンズレア
リーダー・トークン
【BP08】次元混沌
アルティメットレア・スーパーレジ
ェンド・パラレル
レジェンド・ゴールドレア
シルバーレア・ブロンズレア
リーダー・トークン
【BP07】森羅鋼鉄
アルティメットレア・スーパーレジ
ェンド・パラレル
レジェンド・ゴールドレア
シルバーレア・ブロンズレア
リーダー・トークン
【BP06】絶対なる覇者 スペシャル・アルティメットレア
スーパーレジェンド・レジェンド
パラレル
ゴールドレア
シルバーレア
ブロンズレア
リーダー・トークン
【BP05】永劫なる絶傑 アルティメットレア
スーパーレジェンド・レジェンド
パラレル
ゴールドレア
シルバーレア
ブロンズレア
リーダー・トークン
【BP04】天星神話 スペシャル・アルティメットレア
スーパーレジェンド・レジェンド
パラレル
ゴールドレア
シルバーレア
ブロンズレア
リーダー・トークン
【BP03】フレイム・オヴ・レーヴァ
スペシャル・アルティメットレア
スーパーレジェンド・レジェンド
パラレル
ゴールドレア
シルバーレア
ブロンズレア
リーダー・トークン
【BP02】黒銀のバハムート SP・アルティメットレア
スーパーレジェンド・レジェンド
パラレル
ゴールドレア
シルバーレア
ブロンズレア
リーダー・トークン
【BP01】創生の夜明け アルティメットレア
スーパーレジェンド・レジェンド
パラレル
ゴールドレア
シルバーレア
ブロンズレア
リーダー・トークン
【CP02】アイドルマスター シンデレ
SP・UR
スーパーレジェンド・レジェンド
パラレル
ゴールドレア
シルバーレア
ブロンズレア
リーダー・トークン
【CP01】ウマ娘 プリティダービー SP・UR
スーパーレジェンド・レジェンド
パラレル
ゴールドレア
シルバーレア
ブロンズレア
リーダー・トークン・にんじん
スターターデッキ
【EBD04】EXビギナーデッキ「ビシ
ョップ」
【EBD03】EXビギナーデッキ「ナイ
トメア」
【EBD02】EXビギナーデッキ「ウィ
ッチ」
【EBD01】EXビギナーデッキ「エル
フ」
【SD08】燃え尽きぬ炎
【SD07】新たなる戦場
【CSD03b】「黙示録の炎」
【CSD03a】「聖域の騎士団」
【DSD01b】「武なる雷鳴」
【DSD01a】「学院に咲く双華」
【CSD02c】「Passion」
【CSD02b】「Cool」
【CSD02a】「Cute」
【ETD03】蜜田川イツキ
【ETD02】真壁スバル
【ETD01】天竜ライト
【CSD01】出走！ウマ娘！
【SD06】穢れし洗礼
【SD05】永久なる定め
【SD04】蛇竜の爪牙
【SD03】神秘錬成
【SD02】怨讐刀鬼
【SD01】麗しの妖精姫
プロモ PRパック 2026 Vol.1
CSプロモ
PRパック2025 【Vol.6】
【Vol.5】
【Vol.4】
【Vol.3】
【Vol.2】
【Vol.1】
PRパック 【Vol.12】
【Vol.11】
【Vol.10】
【Vol.9】
【Vol.8】
【Vol.7】
【Vol.6】
【Vol.5】
【Vol.4】
【Vol.3】
【Vol.2】
【Vol.1】
3周年記念プラチナパック
コラボPRパック 【プリンセスコネクト！Re:Dive】
【アイドルマスターシンデレラガー
ルズ】2025
【カードファイト！！ヴァンガー
ド！】
【アイドルマスターシンデレラガー
ルズ】
その他プロモ
ウルトラマンカードゲーム
【BP08】絆、重なる時
【BP07】大怪獣超進撃
【BP06】轟刃と機甲の盟友
【UD01】ウルトラマンティガ&ウル
【BP05】勇輝の黎明
【BP04】希望と光の覚醒
【SD03】未来へ駆けるΩ
【BP03】 復讐と闇の輪廻
【BP02】吹き荒れる紅と蒼
【BP01】地球の守護者たち
【EXD01】Ultraman: Rising
【SD02】零のキズナ
【SD01】超時空の英雄たち
プロモ
ワンピースカードゲーム
コミックパラレル
ブースターパック 【OP16】決戦の刻 スペシャルカード・パラレル
シークレット・スーパーレア・レア
アンコモン・コモン・リーダーカー
ド・ドンカード
【OP15】神の島の冒険 スペシャルカード・パラレル
シークレット・スーパーレア・レア
アンコモン・コモン・リーダーカー
ド・ドンカード
【EB04】EGGHEAD CRISIS スペシャルカード・パラレル
シークレット・スーパーレア・レア
コモン・リーダー・ドンカード
【EB03】ONE PIECE Heroines
Edition
スペシャルカード・パラレル
シークレット・スーパーレア・レア
コモン・リーダー・ドンカード
【OP14】蒼海の七傑 スペシャルカード・パラレル
シークレット・スーパーレア・レア
アンコモン・コモン・リーダーカー
ド・ドンカード
【OP13】受け継がれる意志 スペシャルカード・パラレル
シークレット・スーパーレア・レア
アンコモン・コモン・リーダーカー
ド・ドンカード
【PBR02】ONE PEACE CARD THE
BEST Vol.2
SP
パラレル
SR・R
ドンSP・ドンP・ドン
【OP12】師弟の絆
パラレル・SP・3周年スペシャルカ
ード
シークレット・スーパーレア・レア
アンコモン・コモン・リーダーカー
ド・ドンカード
【PRB01】ONE PIECE CARD THE
BEST
PRBパラレル・リーダーパラレル
シークレット・パラレル
海賊旗フォイル・リーダー
ドン！！カード
【OP11】神速の拳 パラレル・SP
シークレット・スーパーレア・レア
アンコモン・コモン・リーダー・ド
ンカード
【OP10】王族の血統 パラレル・SP
シークレット・スーパーレア・レア
アンコモン・コモン・リーダーカー
ド・ドンカード
【OP09】新たなる皇帝 パラレル・SP
シークレット・スーパーレア・レア
アンコモン・コモン・リーダーカー
ド・ドンカード
【OP08】二つの伝説 パラレル・SP
シークレット・スーパーレア・レア
アンコモン・コモン・リーダー・ド
ンカード
【OP07】500年後の未来 パラレル・SP
シークレット・スーパーレア・レア
アンコモン・コモン・リーダー・ド
ンカード
【OP06】双璧の覇者 パラレル・SP
シークレット・スーパーレア・レア
アンコモン・コモン・リーダー・ド
ンカード
【OP05】新時代の主役 パラレル・SP
シークレット・スーパーレア・レア
アンコモン・コモン・リーダー・ド
ンカード
【OP04】謀略の王国 パラレル・SP
シークレット・スーパーレア・レア
アンコモン・コモン・リーダー・ド
ンカード
【OP03】強大な敵 パラレル・SP
シークレット・スーパーレア・レア
アンコモン・コモン・リーダー・ド
ンカード
【OP02】頂上決戦 パラレル
シークレット・スーパーレア・レア
アンコモン・コモン・リーダー・ド
ンカード
【OP01】ROMANCE DAWN パラレル
シークレット・スーパーレア・レア
アンコモン・コモン・リーダー・ド
ンカード
【EB02】Anime 25th collection パラレル
シークレット・スーパーレア・レア
コモン・リーダー・ドンカード
【EB01】メモリアルコレクション パラレル
シークレット・スーパーレア・レア
コモン・リーダー
スタートデッキ 【ST‐29】EGGHEAD
【ST-28】ヤマト
【ST-27】マーシャル・D・ティーチ
【ST-26】モンキー・D・ドラゴン
【ST-25】バギー
【ST-24】ジュエリー・ボニー
【ST-23】シャンクス
【ST-22】エース＆ニューゲート
【ST-21】ギア5
【ST-20】シャーロット・カタクリ
【ST-19】スモーカー
【ST-18】モンキー・D・ルフィ
【ST-17】ドンキホーテ・ドフラミン
ゴ
【ST-16】ウタ
【ST-15】エドワード・ニューゲート
【ST14】3D2Y
【ST13】3兄弟の絆
【ST12】ゾロ＆サンジ
【ST11】Side ウタ
【ST10】“三船長”集結
【ST09】Side ヤマト
【ST08】Side モンキー・D・ルフィ
【ST07】ビッグ・マム海賊団
【ST06】海軍
【ST05】ONE PIECE FILM edition
【ST04】百獣海賊団
【ST03】王下七武海
【ST02】最悪の世代
【ST01】麦わらの一味
その他 プレミアムカードコレクション プレミアムカードコレクション-ウタ-
プレミアムカードコレクション25周
年エディション
プロモ スタンダードバトルパック 【vol.12】
【vol.11】
【vol.10】
【vol.9】
【vol.8】
【vol.7】
【vol.6】
【vol.5】
【vol.4】
【vol.3】
【vol.2】
【vol.1】
プロモーションパック 【Vol.7】
【Vol.6】
【Vol.5】
【Vol.4】
【Vol.3】
【Vol.2】
【Vol.1】
ユニオンアリーナ
チェンソーマン 【UA53BT】チェンソーマン AP
パラレル
SR・R
U・C
陰の実力者になりたくて！
【UA52BT】陰の実力者になりたく
て！
AP
パラレル
SR・R
U・C
俺だけレベルアップな件
【UA51BT】俺だけレベルアップな
件
AP・パラレル
SR・R
U・C
プロモ
学園アイドルマスター
【EX13BT】学園アイドルマスター
Vol.2
AP
パラレル
SR・R
U・C
【UA27BT】学園アイドルマスター AP
パラレル
SR・R
U・C
プロモ
〈物語〉シリーズ 【UA42BT】〈物語〉シリーズ AP
パラレル
SR・R
U・C
プロモ
【UA42ST】〈物語〉シリーズ
魔都精兵のスレイブ 【UA49BT】魔都精兵のスレイブ AP
パラレル
SR・R
U・C
NIKKE 【PC02BT】NIKKE AP・パラレル
PcC・PcR・PcSR
【UA18BT】NIKKE パラレル
SR・R
UC・C
APカード
【スタートデッキ】NIKKE
プロモ
キングダム 【UA48BT】キングダム AP
パラレル
SR・R
U・C
【UA48ST】キングダム
アイドルマスター シャイニーカラー
【PC01BT】アイドルマスター シャ
イニーカラーズ
AP・パラレル
PcSR・PcR・PcC
【EX03BT】アイドルマスターシャイ
ニーカラーズ
パラレル
SR・R
UC・C
APカード
【UA04BT】アイドルマスター シャ
イニーカラーズ
パラレル
SR・R
UC・C
APカード
【スタートデッキ】アイドルマスタ
ー シャイニーカラーズ
プロモ
東京喰種トーキョーグール
【UA47BT】「東京喰種トーキョー
グール」シリーズ
AP
パラレル
SR・R
U・C
【UA47ST】東京喰種トーキョーグ
ール
プロモ
カグラバチ 【UA46】カグラバチ AP
パラレル
SR・R
U・C
プロモ
To LOVEるｰとらぶる-
【UA45】To LOVEる-とらぶる-
Memory of Heroines
AP
パラレル
SR・R
U・C
プロモ
アークナイツ 【UA30BT】アークナイツ パラレル・AP
SR・R
U・C
【UA30ST】アークナイツ
【EX11BT】アークナイツVol.2 AP
パラレル
SR・R
U・C
仮面ライダー 【EX12BT】仮面ライダー Vol.2 パラレル
SR・R
U・C
APカード
【UA29BT】仮面ライダー パラレル
APカード
SR・R
UC・C
ST
SHY 【UA24BT】SHY パラレル
SR・R
UC・C
APカード
プロモ
進撃の巨人 【UA23BT】進撃の巨人 パラレル
SR・R
UC・C
APカード
【UA23ST】進撃の巨人
プロモ
僕のヒーローアカデミア
【EX06BT】僕のヒーローアカデミア
Vol.2
パラレル
SR・R
UC・C
APカード
【UA10BT】僕のヒーローアカデミ
ア
パラレル
SR・R
UC・C
APカード
【スタートデッキ】僕のヒーローア
カデミア
プロモ
鬼滅の刃 【EX05BT】鬼滅の刃 vol.2 パラレル
SR・R
UC・C
APカード
【UA05BT】鬼滅の刃 パラレル
SR・R
UC・C
APカード
【UA01NC】NEW CARD SELECTION
鬼滅の刃
【スタートデッキ】鬼滅の刃
プロモ
GAMERA -Rebirth- 【UA22BT】GAMERA -Rebirth- パラレル
SR・R
UC・C
APカード
プロモ
幽・遊・白・書 【UA21BT】幽・遊・白・書 パラレル
SR・R
UC・C
APカード
【スタートデッキ】幽・遊・白・書
プロモ
ブラック・クローバー 【UA20BT】ブラック・クローバー パラレル
SR・R
UC・C
APカード
【スタートデッキ】ブラック・クロ
ーバー
プロモ
呪術廻戦 【EX04BT】呪術廻戦vol.2 パラレル
SR・R
UC・C
APカード
【UA02BT】呪術廻戦 パラレル
SR・R
UC・C
APカード
【UA02NC】NEW CARD SELECTION
呪術廻戦
【スタートデッキ】呪術廻戦
プロモ
ハイキュー！！ 【UA19BT】ハイキュー！！ パラレル
SR・R
UC・C
APカード
【スタートデッキ】ハイキュー！！
プロモ
トリコ 【UA17BT】トリコ パラレル
SR・R
UC・C
APカード
【スタートデッキ】トリコ
プロモ
SYNDUALITY Noir 【UA16BT】SYNDUALITY Noir パラレル
SR・R
UC・C
APカード
【スタートデッキ】SYNDUALITY
Noir
プロモ
ソードアート・オンライン
【UA15BT】ソードアート・オンラ
イン
パラレル
SR・R
UC・C
APカード
【スタートデッキ】ソードアート・
オンライン
プロモ
Dr.STONE 【UA14BT】Dr.STONE パラレル
SR・R
UC・C
APカード
【スタートデッキ】Dr.STONE
プロモ
コードギアス反逆のルルーシュ
【EX02BT】コードギアス 反逆のル
ルーシュ
パラレル
SR・R
UC・C
APカード
【UA01BT】コードギアス 反逆のル
ルーシュ
パラレル
SR・R
UC・C
APカード
【スタートデッキ】コードギアス反
逆のルルーシュ
プロモ
HUNTERｘHUNTER
【EX01BT】HUNTER x HUNTER
Vol.2
パラレル
SR・R
UC・C
APカード
【UA03BT】HUNTER x HUNTER パラレル
SR・R
UC・C
APカード
【スタートデッキ】HUNTERｘ
HUNTER
プロモ
鉄拳7 【UA13BT】鉄拳7 パラレル
SR・R
UC・C
APカード
【スタートデッキ】鉄拳7
プロモ
ブルーロック 【UA12BT】ブルーロック パラレル
SR・R
UC・C
APカード
【スタートデッキ】ブルーロック
プロモ
銀魂 【UA11BT】銀魂 パラレル
SR・R
UC・C
APカード
【スタートデッキ】銀魂
プロモ
僕とロボ子 【UA09BT】僕とロボ子 パラレル
SR・R
UC・C
APカード
【スタートデッキ】僕とロボ子
プロモ
BLEACH 【UA08BT】BLEACH パラレル
SR・R
UC・C
APカード
【スタートデッキ】BLEACH
プロモ
テイルズオブアライズ 【UA06BT】テイルズオブアライズ パラレル
SR・R
UC・C
APカード
【スタートデッキ】テイルズオブア
ライズ
プロモ
転生したらスライムだった件
【UA07BT】転生したらスライムだ
った件
パラレル
SR・R
UC・C
APカード
【スタートデッキ】転生したらスラ
イムだった件
プロモ
アクションポイントカードパック VOL.4
VOL.3
VOL.2
VOL.1
遊戯王OCG
基本パック【13期】 【BLZD】BLAZING DOMINION PSE・SE
UL・UR・SR
R・N
【BPRO】BURST PROTOCOL PSE・SE
UL・UR・SR
R・N
【DOOD】DOOM OF DIMENSIONS PSE・SE
UL・UR・SR
R・N
【DUAD】DUELIST ADVANCE PSE・SE
UL・UR・SR
R・N
基本パック【12期】 【ALIN】ALLIANCE INSIGHT HR・QCSE・SE・UL
UR・SR
R・N
【SUDA】SUPREME DARKNESS HR・QCSE・SE・UL
UR・SR
R・N
【ROTA】RAGE OF THE ABYSS HR・QCSE・SE・UL
UR・SR
R・N
【INFO】INFINITE FORBIDDEN HR・QCSE・SE・UL
UR・SR
R・N
【LEDE】LEGACY OF
DESTRUCTION
HR・QCSE・SE・UL
UR・SR
R・N
【PHNI】PHANTOM NIGHTMARE HR・QCSE・SE・UL
UR・SR
R・N
【AGOV】AGE OF OVERLORD HR・QCSE・SE・UL
UR・SR
R・N
【DUNE】DUELIST NEXUS HR・QCSE・SE・UL
UR・SR
R・N
基本パック【11期】 【CYAC】CYBERSTORM ACCESS HR・PSE・SE・UL
UR・SR
R・N
【PHHY】PHOTON HYPERNOVA HR・PSE・SE・UL
UR・SR
R・N
【DABL】DARKWING BLAST HR・PSE・SE・UL
UR・SR
R・N
【POTE】POWER OF THE
ELEMENTS
HR・PSE・SE・UL
UR・SR
R・N
【DIFO】DIMENSION FORCE HR・PSE・SE・UL
UR・SR
R・N
【BACH】BATTLE OF CHAOS HR・PSE・SE・UL
UR・SR
R・N
【BODE】BURST OF DESTINY HR・PSE・SE・UL
UR・SR
R・N
【DAMA】DAWN OF MAJESTY HR・PSE・SE・UL
UR・SR
R・N
【LIOV】LIGHTNING OVERDRIVE HR・PSE・SE・UL
UR・SR
R・N
【BLVO】BLAZING VORTEX HR・PSE・SE・UL
UR・SR
R・N
【PHRA】PHANTOM RAGE HR・PSE・SE・UL
UR・SR
R・N
【ROTD】RISE OF THE DUELIST HR・PSE・SE・UL
UR・SR
R・N
デッキビルドパック
【DBPR】ファントム・リベンジャー
ズ
PSE・SE
UR・SR
NP
N
【DBJH】ジャスティス・ハンターズ PSE・SE
UR・SR
NP
N
【DBCB】クロスオーバー・ブレイカ
ーズ
QCSE・SE
UR・SR
NP
N
【DBVS】ヴァリアント・スマッシャ
ーズ
QCSE・SE
UR・SR
NP
N
【DBWS】ワイルド・サバイバーズ SE
UR・SR
NP
N
【DBAD】アメイジング・ディフェン
ダーズ
SE
UR・SR
NP
N
【DBTM】タクティカル・マスター
ズ
SE
UR・SR
NP
N
【DBGC】グランド・クリエイターズ SE
UR・SR
NP
N
【DBAG】エンシェント・ガーディア
ンズ
SE
UR・SR
NP
N
【DBGI】ジェネシス・インパクター
ズ
SE
UR・SR
NP
N
【DBSS】シークレット・スレイヤー
ズ
SE
UR・SR
NP
N
【DBMF】ミスティック・ファイター
ズ
SE
UR・SR
NP
N
【DBIC】インフィニティ・チェイサ
ーズ
SE
UR・SR
NP
N
【DBHS】ヒドゥン・サモナーズ SE
UR・SR
NP
N
【DBDS】ダーク・セイヴァーズ SE
UR・SR
NP
N
【DBSW】スピリット・ウォリアー
ズ
SE
UR・SR
NP
N
WORLD PREMIERE PACK
【WPP6】WORLD PREMIERE PACK
2025
PSE・SE・EXSE
UR・SR
R・N
【WPP5】WORLD PREMIERE PACK
2024
QCSE・EXSE・SE
UR・SR
R・N
【WPP4】WORLD PREMIERE PACK
2023
QCSE・SE
UR・SR
R・N
【WPP3】WORLD PREMIERE PACK
2022
PSE・SE
UR・SR
R・N
【WPP2】WORLD PREMIERE PACK
2021
PSE・SE
UR・SR
R・N
【WPP1】WORLD PREMIERE PACK
2020
PSE・EXSE・SE
UR・SR
R・N
TERMINAL WORLD 【TW03】TERMINAL WORLD 3 PSE・SEP
URP・SRP
NP
【TW02】TERMINAL WORLD 2 QCSE・SEP
URP・SRP
NP
【TW01】TERMINAL WORLD QCSE・SEP
SE
URP・SRP
UR・SR
NP
N
構築済みデッキ ストラクチャーデッキ【SD】 【SD48】パワー・オブ・フェローズ
THE CHRONICLES DECK【CH】
【CH01】THE CHRONICLES DECK
白の物語
デッキ検索
全て ヴァイスシュヴァルツ ソードアート・オンライン
【S65】ソードアート・オンライン アリシゼーション
UC
28件の商品が見つかりました
WS-S65-010U 仮想世界
の情報 アスナ
￥30
数量
カートに入れる
WS-S65-011U 負けず嫌
い アリス
￥50
数量
カートに入れる
WS-S65-012U ある夏の
出来事 アリス
￥30
数量
カートに入れる
WS-S65-013U 妹の記憶
アリス
￥30
数量
カートに入れる
WS-S65-021U 天の助け
￥30
数量
WS-S65-022U 安岐ナツ
キ二等陸曹
￥110
WS-S65-033U リセリス
という名の少女 カーディ
ナル
￥30
数量
WS-S65-034U “修道女見
習い”フィゼル・シンセ
シス・トゥエニナイン
￥30
数量